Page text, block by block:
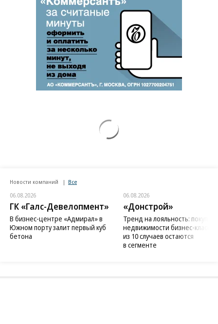
Новости компаний Все
06.08.2026
ГК «Галс-Девелопмент»
В бизнес-центре «Адмирал» в
Южном порту залит первый куб
бетона
06.08.2026
«Донстрой»
Тренд на лояльность:
недвижимости бизнес-класса
из 10 случаев остаются
в сегменте